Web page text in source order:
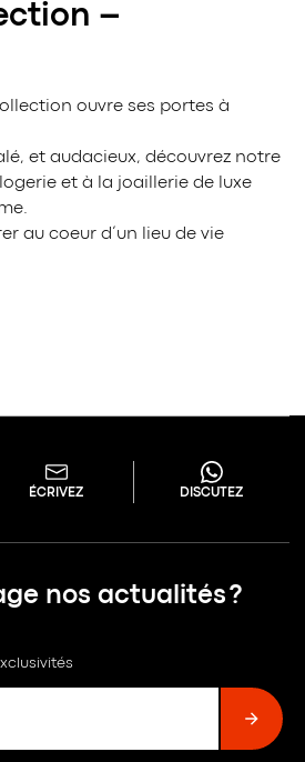
–
ouvre ses portes à
et audacieux, découvrez notre
et à la joaillerie de luxe
au coeur d’un lieu de vie
ÉCRIVEZ DISCUTEZ
nos actualités ?